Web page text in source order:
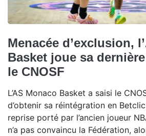
Menacée d’exclusion,
Basket joue sa
le CNOSF
L’AS Monaco Basket a saisi le
d’obtenir sa réintégration en
reprise porté par l’ancien joueur
n’a pas convaincu la Fédération,